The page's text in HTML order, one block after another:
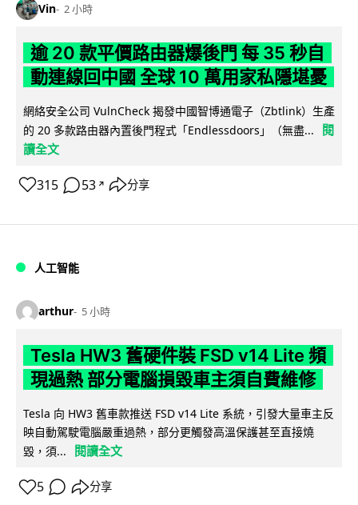
Vin 2 小時
逾 20 款平價路由器爆後門 每 35 秒自
動連線回中國 全球 10 萬用家私隱堪憂
網絡安全公司 VulnCheck 揭發中國智博通電子（Zbtlink）生產
的 20 多款路由器內置後門程式「Endlessdoors」（無盡...
閱
讀全文
315 53 ↗ 分享
人工智能
arthur 5 小時
Tesla HW3 舊硬件裝 FSD v14 Lite 頻
現過熱 部分電腦損毀車主須自費維修
Tesla 向 HW3 舊車款推送 FSD v14 Lite 系統，引發大量車主反
映自動駕駛電腦嚴重過熱，部分更觸發高溫保護甚至直接燒
毀，須...
閱讀全文
5 分享